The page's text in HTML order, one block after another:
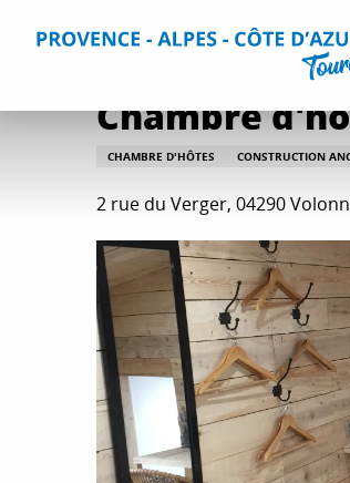
Accueil Séjourner Hébergements
Chambre
CHAMBRE D'HÔTES CONSTRUCTION
2 rue du Verger, 04290